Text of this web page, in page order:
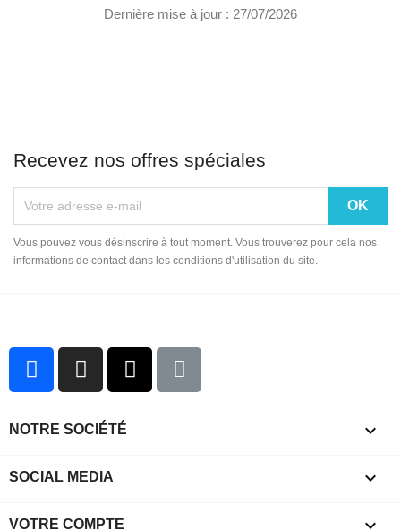
Dernière mise à jour : 27/07/2026
Recevez nos offres spéciales
Vous pouvez vous désinscrire à tout moment. Vous trouverez pour cela nos
informations de contact dans les conditions d'utilisation du site.
NOTRE SOCIÉTÉ 
SOCIAL MEDIA 
VOTRE COMPTE 